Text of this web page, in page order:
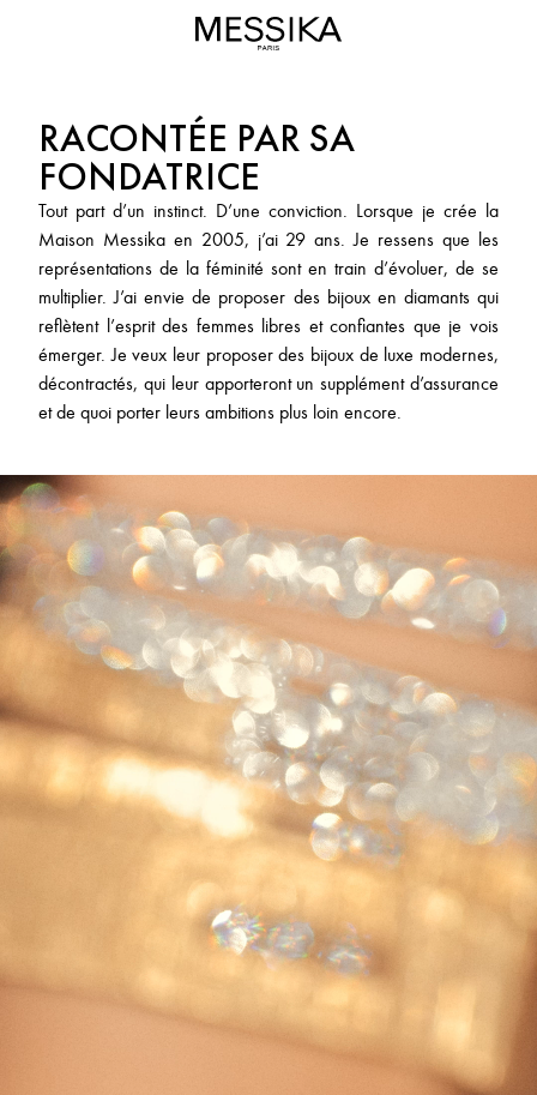
Haute
Joaillerie
MESSIKA
RACONTÉE PAR SA
FONDATRICE
Tout part d’un instinct. D’une conviction. Lorsque je crée la
Maison Messika en 2005, j’ai 29 ans. Je ressens que les
représentations de la féminité sont en train d’évoluer, de se
multiplier. J’ai envie de proposer des bijoux en diamants qui
reflètent l’esprit des femmes libres et confiantes que je vois
émerger. Je veux leur proposer des bijoux de luxe modernes,
décontractés, qui leur apporteront un supplément d’assurance
et de quoi porter leurs ambitions plus loin encore.